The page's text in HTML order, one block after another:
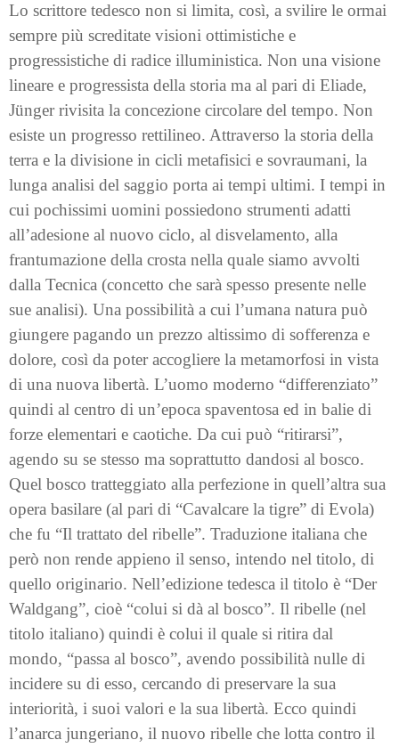
Lo scrittore tedesco non si limita, così, a svilire le ormai
sempre più screditate visioni ottimistiche e
progressistiche di radice illuministica. Non una visione
lineare e progressista della storia ma al pari di Eliade,
Jünger rivisita la concezione circolare del tempo. Non
esiste un progresso rettilineo. Attraverso la storia della
terra e la divisione in cicli metafisici e sovraumani, la
lunga analisi del saggio porta ai tempi ultimi. I tempi in
cui pochissimi uomini possiedono strumenti adatti
all’adesione al nuovo ciclo, al disvelamento, alla
frantumazione della crosta nella quale siamo avvolti
dalla Tecnica (concetto che sarà spesso presente nelle
sue analisi). Una possibilità a cui l’umana natura può
giungere pagando un prezzo altissimo di sofferenza e
dolore, così da poter accogliere la metamorfosi in vista
di una nuova libertà. L’uomo moderno “differenziato”
quindi al centro di un’epoca spaventosa ed in balie di
forze elementari e caotiche. Da cui può “ritirarsi”,
agendo su se stesso ma soprattutto dandosi al bosco.
Quel bosco tratteggiato alla perfezione in quell’altra sua
opera basilare (al pari di “Cavalcare la tigre” di Evola)
che fu “Il trattato del ribelle”. Traduzione italiana che
però non rende appieno il senso, intendo nel titolo, di
quello originario. Nell’edizione tedesca il titolo è “Der
Waldgang”, cioè “colui si dà al bosco”. Il ribelle (nel
titolo italiano) quindi è colui il quale si ritira dal
mondo, “passa al bosco”, avendo possibilità nulle di
incidere su di esso, cercando di preservare la sua
interiorità, i suoi valori e la sua libertà. Ecco quindi
l’anarca jungeriano, il nuovo ribelle che lotta contro il